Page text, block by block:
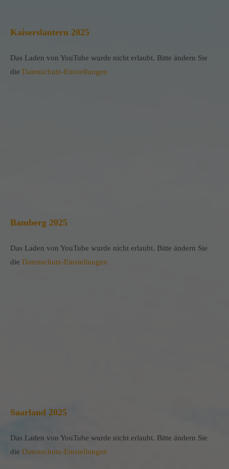
Kaiserslautern 2025
Das Laden von YouTube wurde nicht erlaubt. Bitte ändern Sie
die Datenschutz-Einstellungen
Bamberg 2025
Das Laden von YouTube wurde nicht erlaubt. Bitte ändern Sie
die Datenschutz-Einstellungen
Saarland 2025
Das Laden von YouTube wurde nicht erlaubt. Bitte ändern Sie
die Datenschutz-Einstellungen